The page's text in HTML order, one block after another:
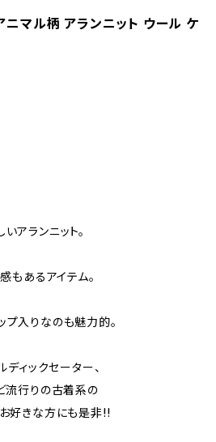
ニマル柄 アランニット ウール ケ
アランニット。
もあるアイテム。
入りなのも魅力的。
ディックセーター、
流行りの古着系の
好きな方にも是非!!